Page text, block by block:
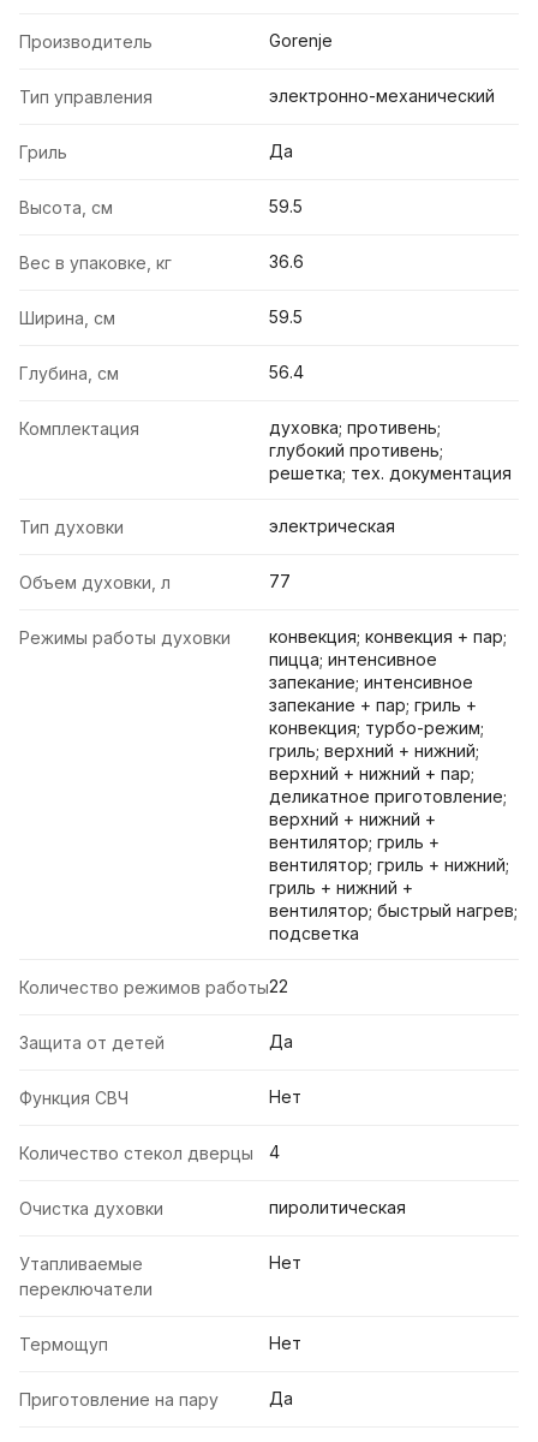
Производитель Gorenje
Тип управления электронно-механический
Гриль Да
Высота, см 59.5
Вес в упаковке, кг 36.6
Ширина, см 59.5
Глубина, см 56.4
Комплектация
духовка; противень;
глубокий противень;
решетка; тех. документация
Тип духовки электрическая
Объем духовки, л 77
Режимы работы духовки
конвекция; конвекция + пар;
пицца; интенсивное
запекание; интенсивное
запекание + пар; гриль +
конвекция; турбо-режим;
гриль; верхний + нижний;
верхний + нижний + пар;
деликатное приготовление;
верхний + нижний +
вентилятор; гриль +
вентилятор; гриль + нижний;
гриль + нижний +
вентилятор; быстрый нагрев;
подсветка
Количество режимов работы22
Защита от детей Да
Функция СВЧ Нет
Количество стекол дверцы 4
Очистка духовки пиролитическая
Утапливаемые
переключатели
Нет
Термощуп Нет
Приготовление на пару Да